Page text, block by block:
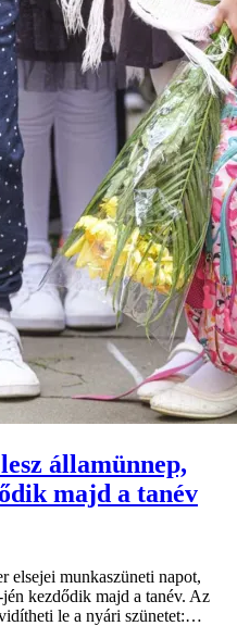
államünnep,
majd a tanév
elsejei munkaszüneti napot,
kezdődik majd a tanév. Az
le a nyári szünetet:…